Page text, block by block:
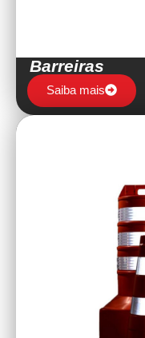
Barreiras
Saiba mais